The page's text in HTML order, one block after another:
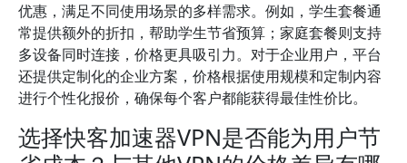
优惠，满足不同使用场景的多样需求。例如，学生套餐通
常提供额外的折扣，帮助学生节省预算；家庭套餐则支持
多设备同时连接，价格更具吸引力。对于企业用户，平台
还提供定制化的企业方案，价格根据使用规模和定制内容
进行个性化报价，确保每个客户都能获得最佳性价比。
选择快客加速器VPN是否能为用户节